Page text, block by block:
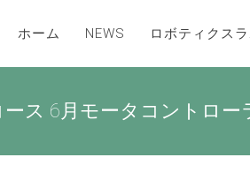
ホーム NEWS ロボティクス
ス 6月モータコントロー